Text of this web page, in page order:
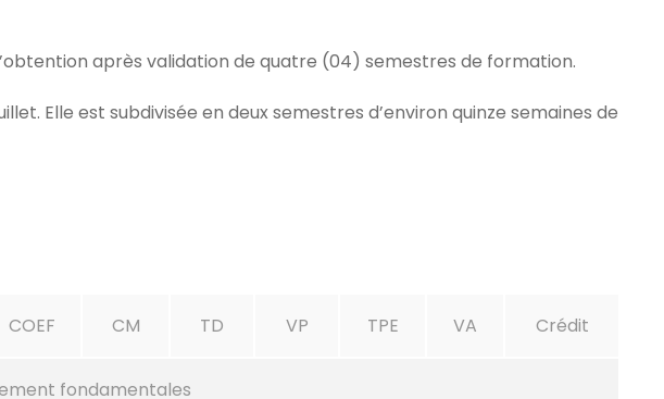
après validation de quatre (04) semestres de formation.
Elle est subdivisée en deux semestres d’environ quinze semaines de
COEF CM TD VP TPE VA Crédit
fondamentales